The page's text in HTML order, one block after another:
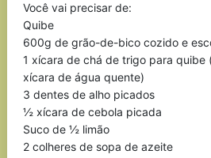
Você vai precisar de:
Quibe
600g de grão-de-bico cozido e
1 xícara de chá de trigo para
xícara de água quente)
3 dentes de alho picados
½ xícara de cebola picada
Suco de ½ limão
2 colheres de sopa de azeite